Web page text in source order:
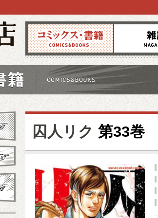
コミックス 雑誌
囚人リク 第33巻